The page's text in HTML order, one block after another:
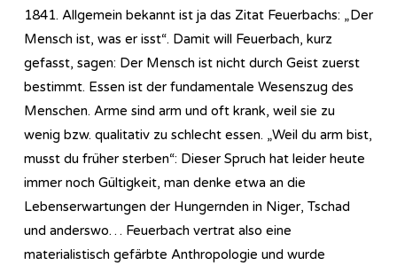
1841. Allgemein bekannt ist ja das Zitat Feuerbachs: „Der
Mensch ist, was er isst“. Damit will Feuerbach, kurz
gefasst, sagen: Der Mensch ist nicht durch Geist zuerst
bestimmt. Essen ist der fundamentale Wesenszug des
Menschen. Arme sind arm und oft krank, weil sie zu
wenig bzw. qualitativ zu schlecht essen. „Weil du arm bist,
musst du früher sterben“: Dieser Spruch hat leider heute
immer noch Gültigkeit, man denke etwa an die
Lebenserwartungen der Hungernden in Niger, Tschad
und anderswo… Feuerbach vertrat also eine
materialistisch gefärbte Anthropologie und wurde